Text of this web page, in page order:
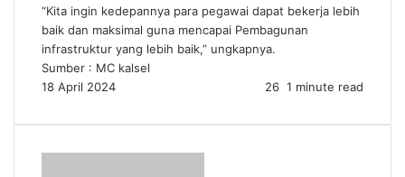
“Kita ingin kedepannya para pegawai dapat bekerja lebih
baik dan maksimal guna mencapai Pembagunan
infrastruktur yang lebih baik,” ungkapnya.
Sumber : MC kalsel
18 April 2024
26 1 minute read